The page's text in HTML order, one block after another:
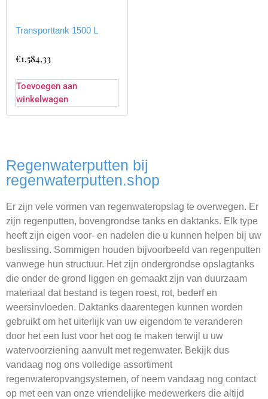
Transporttank 1500 L
€1.584,33
Toevoegen aan
winkelwagen
Regenwaterputten bij
regenwaterputten.shop
Er zijn vele vormen van regenwateropslag te overwegen. Er
zijn regenputten, bovengrondse tanks en daktanks. Elk type
heeft zijn eigen voor- en nadelen die u kunnen helpen bij uw
beslissing. Sommigen houden bijvoorbeeld van regenputten
vanwege hun structuur. Het zijn ondergrondse opslagtanks
die onder de grond liggen en gemaakt zijn van duurzaam
materiaal dat bestand is tegen roest, rot, bederf en
weersinvloeden. Daktanks daarentegen kunnen worden
gebruikt om het uiterlijk van uw eigendom te veranderen
door het een lust voor het oog te maken terwijl u uw
watervoorziening aanvult met regenwater. Bekijk dus
vandaag nog ons volledige assortiment
regenwateropvangsystemen, of neem vandaag nog contact
op met een van onze vriendelijke medewerkers die altijd